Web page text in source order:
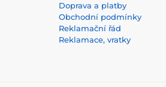
Doprava a platby
Obchodní podmínky
Reklamační řád
Reklamace, vratky